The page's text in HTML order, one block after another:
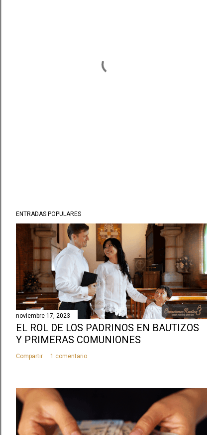
ENTRADAS POPULARES
noviembre 17, 2023
EL ROL DE LOS PADRINOS EN BAUTIZOS
Y PRIMERAS COMUNIONES
Compartir 1 comentario